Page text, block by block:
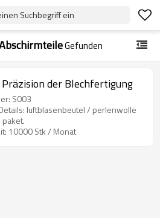
Suchbegriff ein
Gefunden
der Blechfertigung
S003
luftblasenbeutel / perlenwolle
10000 Stk / Monat